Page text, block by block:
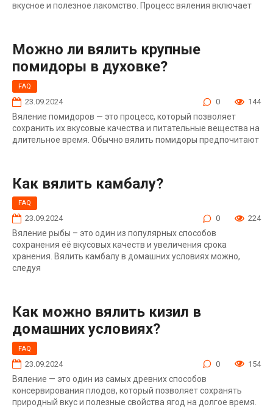
вкусное и полезное лакомство. Процесс вяления включает
Можно ли вялить крупные
помидоры в духовке?
FAQ
23.09.2024 0 144
Вяление помидоров — это процесс, который позволяет
сохранить их вкусовые качества и питательные вещества на
длительное время. Обычно вялить помидоры предпочитают
Как вялить камбалу?
FAQ
23.09.2024 0 224
Вяление рыбы – это один из популярных способов
сохранения её вкусовых качеств и увеличения срока
хранения. Вялить камбалу в домашних условиях можно,
следуя
Как можно вялить кизил в
домашних условиях?
FAQ
23.09.2024 0 154
Вяление — это один из самых древних способов
консервирования плодов, который позволяет сохранять
природный вкус и полезные свойства ягод на долгое время.